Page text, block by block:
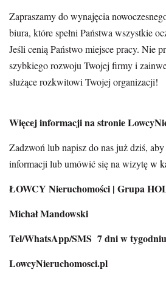
Zapraszamy do wynajęcia
biura, które spełni Państwa wszystkie
Jeśli cenią Państwo miejsce pracy. Nie
szybkiego rozwoju Twojej firmy i
służące rozkwitowi Twojej organizacji!
Więcej informacji na stronie
Zadzwoń lub napisz do nas już dziś,
informacji lub umówić się na wizytęw
ŁOWCY Nieruchomości | Grupa
Michał Mandowski
Tel/WhatsApp/SMS 7 dni w
LowcyNieruchomosci.pl